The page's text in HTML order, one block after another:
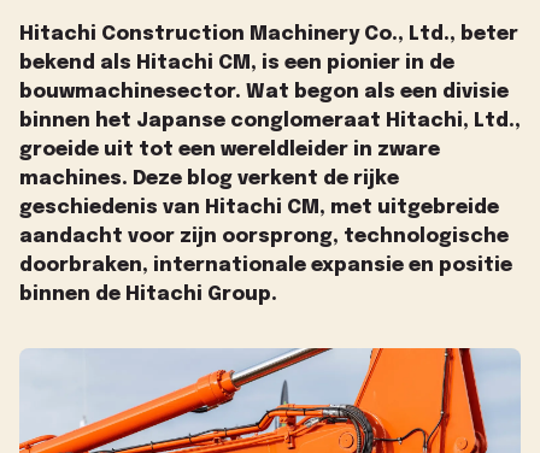
Hitachi Construction Machinery Co., Ltd., beter
bekend als Hitachi CM, is een pionier in de
bouwmachinesector. Wat begon als een divisie
binnen het Japanse conglomeraat Hitachi, Ltd.,
groeide uit tot een wereldleider in zware
machines. Deze blog verkent de rijke
geschiedenis van Hitachi CM, met uitgebreide
aandacht voor zijn oorsprong, technologische
doorbraken, internationale expansie en positie
binnen de Hitachi Group.